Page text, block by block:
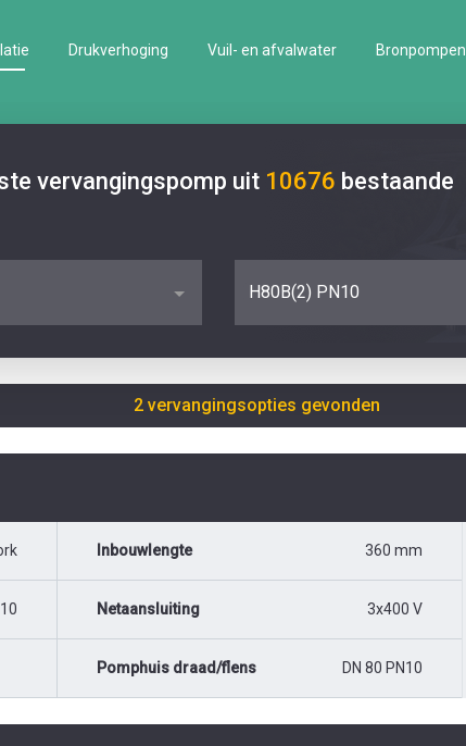
Drukverhoging Vuil- en afvalwater Bronpompen
vervangingspomp uit 10676 bestaande
H80B(2) PN10
2 vervangingsopties gevonden
Inbouwlengte 360 mm
Netaansluiting 3x400 V
Pomphuis draad/flens DN 80 PN10